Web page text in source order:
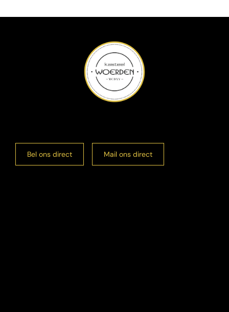
Bel ons direct Mail ons direct